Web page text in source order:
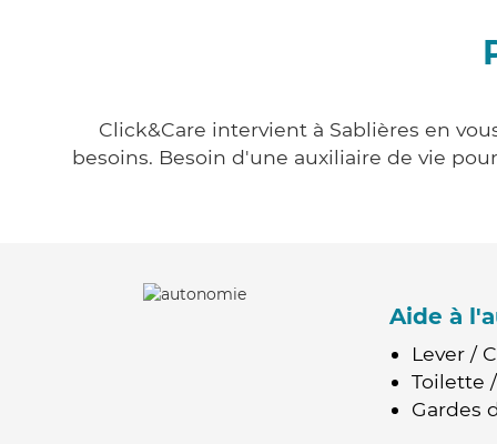
Click&Care intervient à Sablières en
besoins. Besoin d'une auxiliaire de vie
Aide à
Lever /
Toilette
Gardes